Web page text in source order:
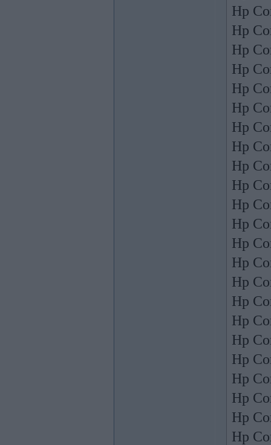
Hp
Hp
Hp
Hp
Hp
Hp
Hp
Hp
Hp
Hp
Hp
Hp
Hp
Hp
Hp
Hp
Hp
Hp
Hp
Hp
Hp
Hp
Hp